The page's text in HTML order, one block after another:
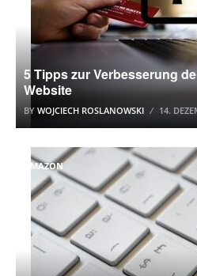
5 Tipps zur Verbesserung
Website
BY WOJCIECH ROSLANOWSKI 14.
AMAZON